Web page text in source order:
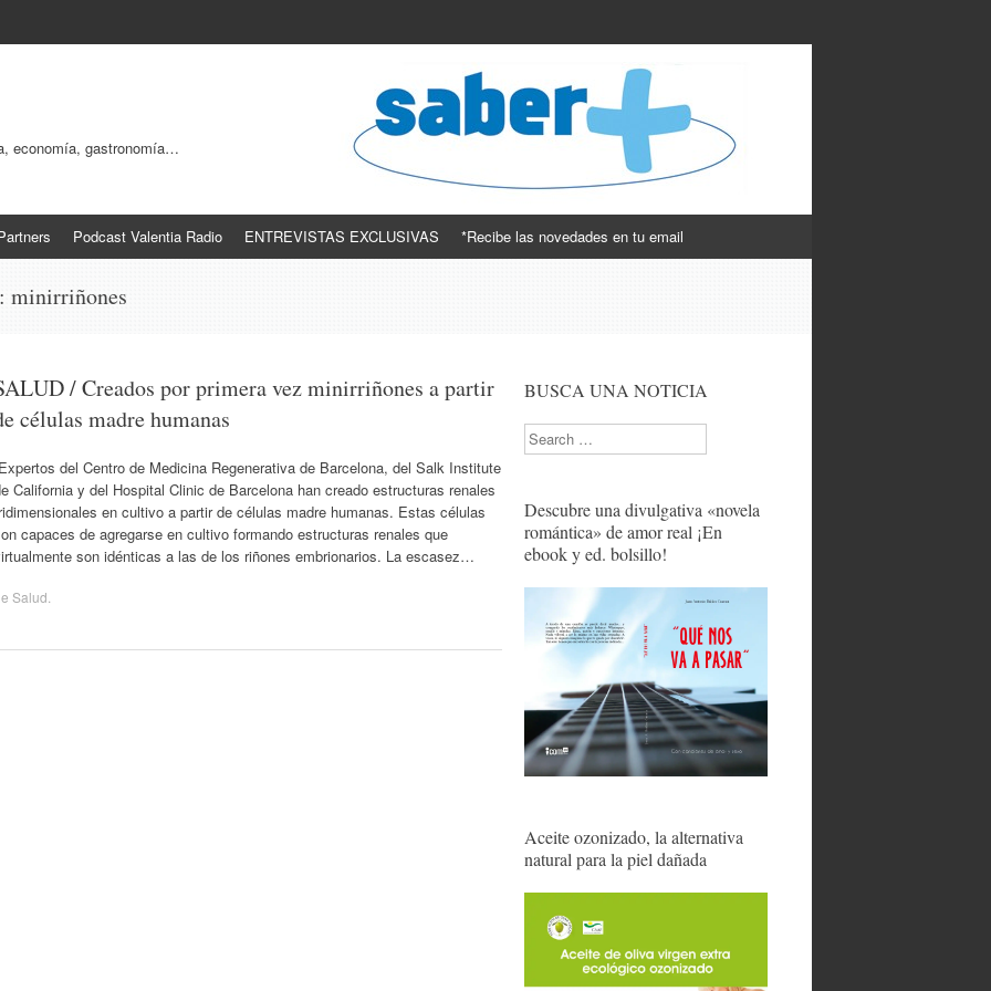
economía, gastronomía…
Podcast Valentia Radio ENTREVISTAS EXCLUSIVAS *Recibe las novedades en tu email
minirriñones
/ Creados por primera vez minirriñones a partir
células madre humanas
del Centro de Medicina Regenerativa de Barcelona, del Salk Institute
California y del Hospital Clinic de Barcelona han creado estructuras renales
en cultivo a partir de células madre humanas. Estas células
capaces de agregarse en cultivo formando estructuras renales que
son idénticas a las de los riñones embrionarios. La escasez…
Salud
BUSCA UNA NOTICIA
Search
Descubre una divulgativa «novela
romántica» de amor real ¡En
ebook y ed. bolsillo!
Aceite ozonizado, la alternativa
natural para la piel dañada